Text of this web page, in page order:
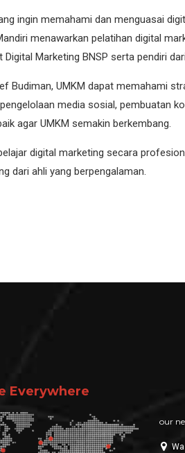
ingin memahami dan menguasai
menawarkan pelatihan digital
Marketing BNSP serta pendiri
Budiman, UMKM dapat memahami
media sosial, pembuatan
agar UMKM semakin berkembang.
digital marketing secara
dari ahli yang berpengalaman.
Everywhere
our